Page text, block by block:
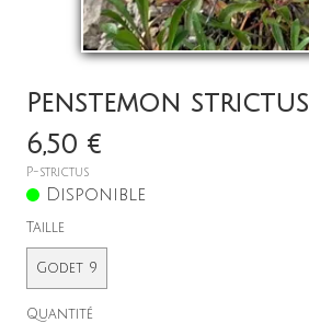
Penstemon strictus
6,50 €
P-strictus
Disponible
Taille
Godet 9
Quantité